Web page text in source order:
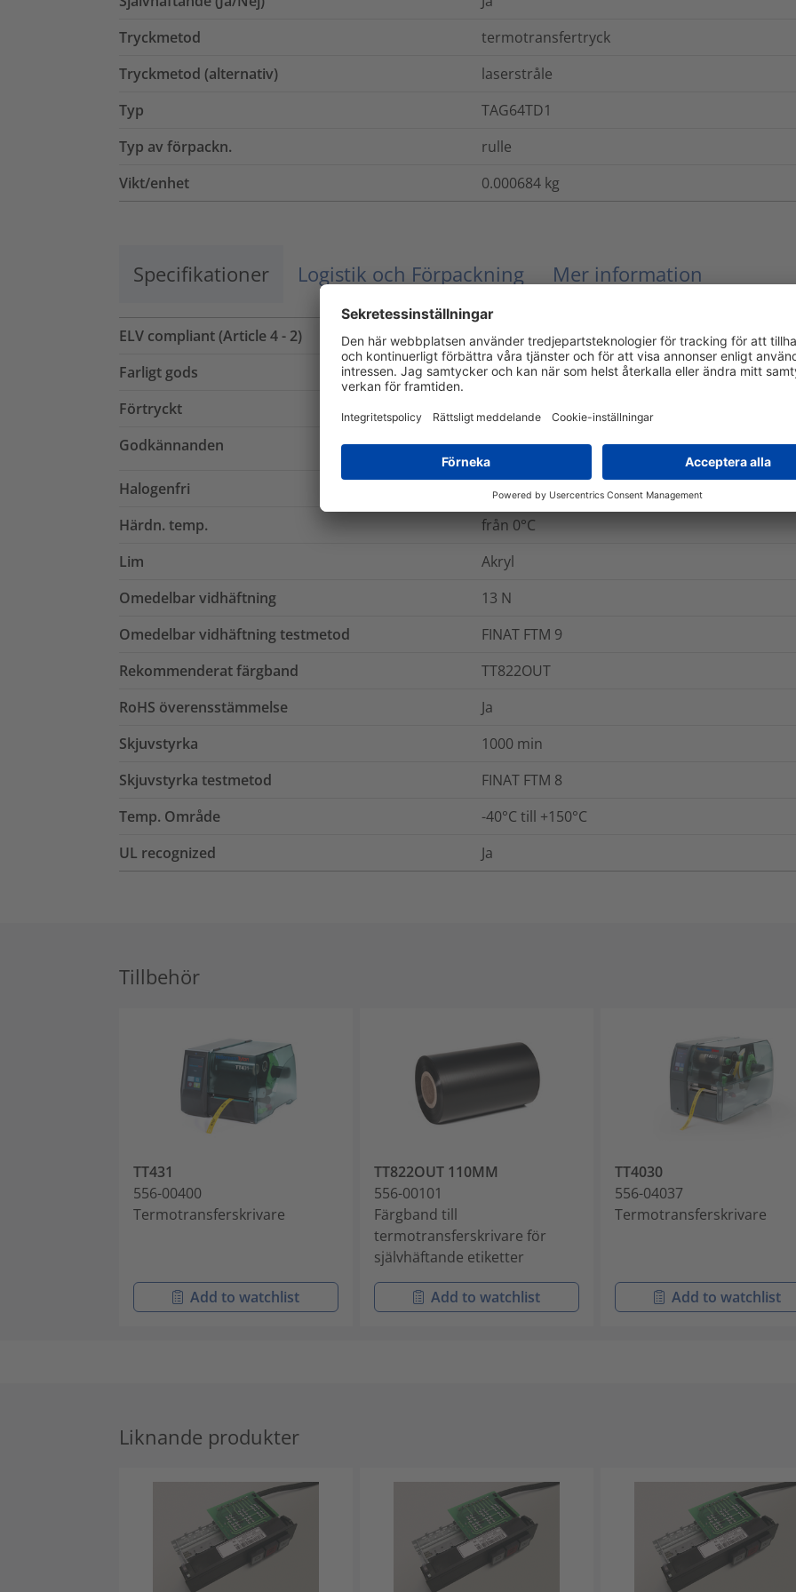
Tryckmetod
termotransfertryck
Tryckmetod (alternativ)
laserstråle
Typ
TAG64TD1
Typ av förpackn.
rulle
Vikt/enhet
0.000684 kg
Specifikationer Logistik och Förpackning Mer information
ELV compliant (Article 4 - 2)
Ja
Farligt gods
Nej
Förtryckt
Nej
Godkännanden
Halogenfri
Härdn. temp.
från 0°C
Lim
Akryl
Omedelbar vidhäftning
13 N
Omedelbar vidhäftning testmetod
FINAT FTM 9
Rekommenderat färgband
TT822OUT
RoHS överensstämmelse
Ja
Skjuvstyrka
1000 min
Skjuvstyrka testmetod
FINAT FTM 8
Temp. Område
-40°C till +150°C
UL recognized
Ja
Tillbehör
TT431
556-00400
Termotransferskrivare
Add to watchlist
TT822OUT 110MM
556-00101
Färgband till
termotransferskrivare för
självhäftande etiketter
Add to watchlist
TT4030
556-04037
Termotransferskrivare
Add to watchlist
Liknande produkter